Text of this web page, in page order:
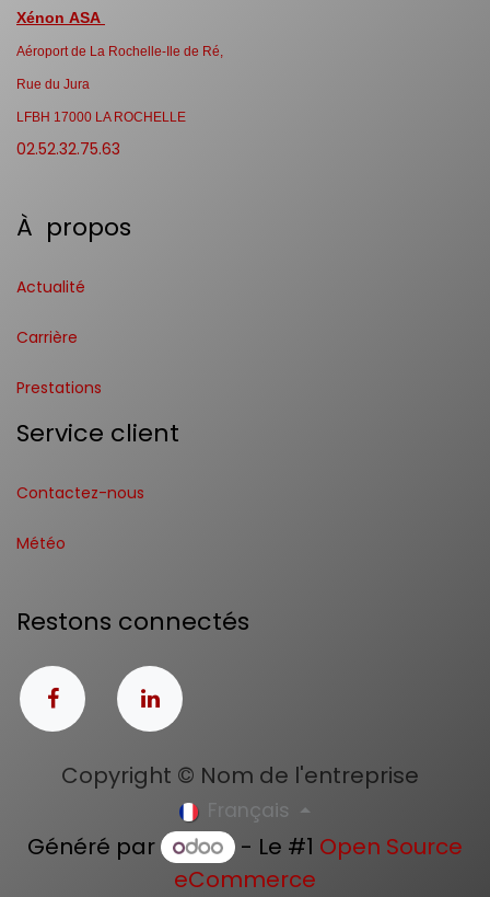
Xénon ASA
Aéroport de La Rochelle-Ile de Ré,
Rue du Jura
LFBH 17000 LA ROCHELLE
02.52.32.75.63
À propos
Actualité
Carrière
Prestations
Service client
Contactez-nous
Météo
Restons connectés
Copyright © Nom de l'entreprise
Français
Généré par - Le #1 Open Source
eCommerce